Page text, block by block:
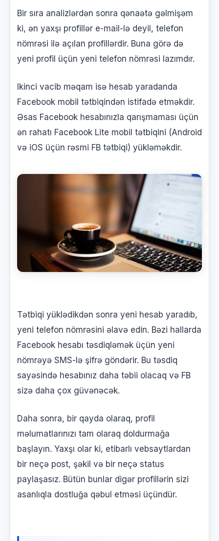
Bir sıra analizlərdən sonra qənaətə gəlmişəm
ki, ən yaxşı profillər e-mail-lə deyil, telefon
nömrəsi ilə açılan profillərdir. Buna görə də
yeni profil üçün yeni telefon nömrəsi lazımdır.
Ikinci vacib məqam isə hesab yaradanda
Facebook mobil tətbiqindən istifadə etməkdir.
Əsas Facebook hesabınızla qarışmaması üçün
ən rahatı Facebook Lite mobil tətbiqini (Android
və iOS üçün rəsmi FB tətbiqi) yükləməkdir.
Tətbiqi yüklədikdən sonra yeni hesab yaradıb,
yeni telefon nömrəsini əlavə edin. Bəzi hallarda
Facebook hesabı təsdiqləmək üçün yeni
nömrəyə SMS-lə şifrə göndərir. Bu təsdiq
sayəsində hesabınız daha təbii olacaq və FB
sizə daha çox güvənəcək.
Daha sonra, bir qayda olaraq, profil
məlumatlarınızı tam olaraq doldurmağa
başlayın. Yaxşı olar ki, etibarlı vebsaytlardan
bir neçə post, şəkil və bir neçə status
paylaşasız. Bütün bunlar digər profillərin sizi
asanlıqla dostluğa qəbul etməsi üçündür.